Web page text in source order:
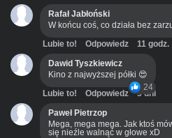
Rafał Jabłoński
W końcu coś, co działa bez
Lubie to! Odpowiedz
11 godz.
Dawid Tyszkiewicz
Kino z najwyższej półki 😍
24
Lubie to! Odpowiedz
3 dni
Paweł Pietrzop
Mega, mega mega. Jak ktoś
się nieźle walnąć w głowe xD